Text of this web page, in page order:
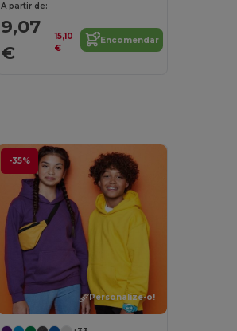
A partir de:
9,07
€
15,10
€
Encomendar
-35%
Personalize-o!